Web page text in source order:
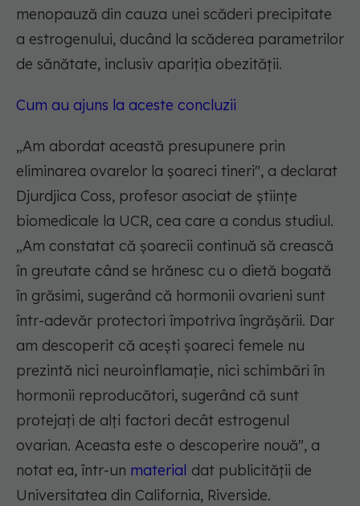
menopauză din cauza unei scăderi precipitate
a estrogenului, ducând la scăderea parametrilor
de sănătate, inclusiv apariția obezității.
Cum au ajuns la aceste concluzii
„Am abordat această presupunere prin
eliminarea ovarelor la șoareci tineri", a declarat
Djurdjica Coss, profesor asociat de științe
biomedicale la UCR, cea care a condus studiul.
„Am constatat că șoarecii continuă să crească
în greutate când se hrănesc cu o dietă bogată
în grăsimi, sugerând că hormonii ovarieni sunt
într-adevăr protectori împotriva îngrășării. Dar
am descoperit că acești șoareci femele nu
prezintă nici neuroinflamație, nici schimbări în
hormonii reproducători, sugerând că sunt
protejați de alți factori decât estrogenul
ovarian. Aceasta este o descoperire nouă", a
notat ea, într-un material dat publicității de
Universitatea din California, Riverside.